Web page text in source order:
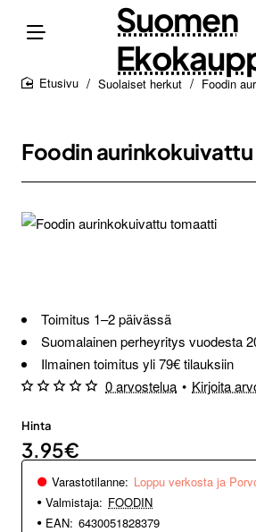
Suomen
Suolaiset herkut Foodin
Foodin
Toimitus 1–2 päivässä
Suomalainen perheyritys vuodesta
Ilmainen toimitus yli 79€ tilauksiin
0 arvostelua • Kirjoita
Hinta
3.95€
Varastotilanne: Loppu verkosta ja
Valmistaja: FOODIN
EAN: 6430051828379